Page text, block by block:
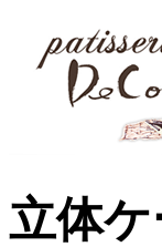
立体